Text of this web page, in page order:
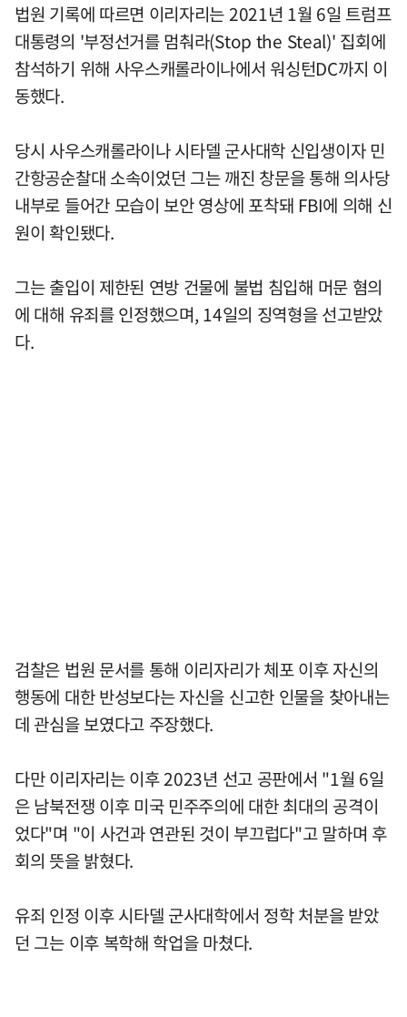
법원 기록에 따르면 이리자리는 2021년 1월 6일 트럼프
대통령의 '부정선거를 멈춰라(Stop the Steal)' 집회에
참석하기 위해 사우스캐롤라이나에서 워싱턴DC까지 이
동했다.
당시 사우스캐롤라이나 시타델 군사대학 신입생이자 민
간항공순찰대 소속이었던 그는 깨진 창문을 통해 의사당
내부로 들어간 모습이 보안 영상에 포착돼 FBI에 의해 신
원이 확인됐다.
그는 출입이 제한된 연방 건물에 불법 침입해 머문 혐의
에 대해 유죄를 인정했으며, 14일의 징역형을 선고받았
다.
검찰은 법원 문서를 통해 이리자리가 체포 이후 자신의
행동에 대한 반성보다는 자신을 신고한 인물을 찾아내는
데 관심을 보였다고 주장했다.
다만 이리자리는 이후 2023년 선고 공판에서 "1월 6일
은 남북전쟁 이후 미국 민주주의에 대한 최대의 공격이
었다"며 "이 사건과 연관된 것이 부끄럽다"고 말하며 후
회의 뜻을 밝혔다.
유죄 인정 이후 시타델 군사대학에서 정학 처분을 받았
던 그는 이후 복학해 학업을 마쳤다.